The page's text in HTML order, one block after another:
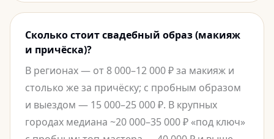
Сколько стоит свадебный образ (макияж
и причёска)?
В регионах — от 8 000–12 000 ₽ за макияж и
столько же за причёску; с пробным образом
и выездом — 15 000–25 000 ₽. В крупных
городах медиана ~20 000–35 000 ₽ «под ключ»